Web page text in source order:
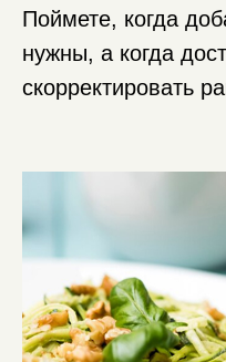
Поймете, когда
нужны, а когда
скорректировать